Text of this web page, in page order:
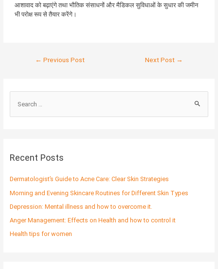
आशावाद को बढ़ाएंगे तथा भौतिक संसाधनों और मैडिकल सुविधाओं के सुधार की जमीन
भी परोक्ष रूप से तैयार करेंगे।
← Previous Post Next Post →
e
c
f
o
r
Recent Posts
Dermatologist’s Guide to Acne Care: Clear Skin Strategies
Morning and Evening Skincare Routines for Different Skin Types
Depression: Mental illness and how to overcome it.
Anger Management: Effects on Health and how to control it
Health tips for women